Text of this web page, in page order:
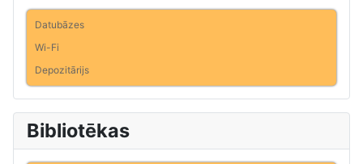
Datubāzes
Wi-Fi
Depozitārijs
Bibliotēkas